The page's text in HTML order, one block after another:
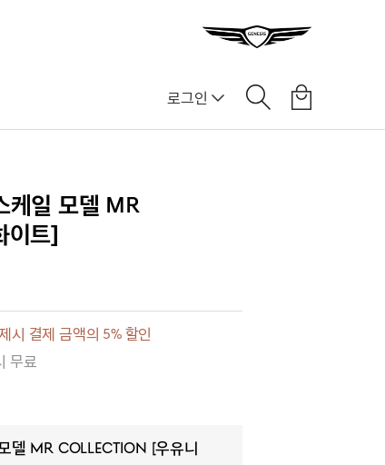
로그인
일 모델 MR
이트]
시 결제 금액의 5% 할인
무료
델 MR Collection [우유니